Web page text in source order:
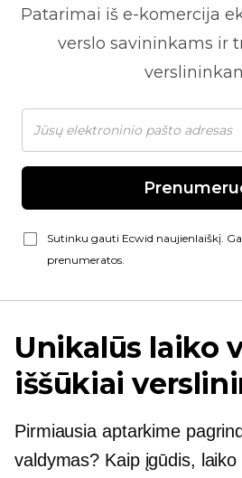
Patarimai iš e-komercija
verslo savininkams ir
Sutinku gauti Ecwid naujienlaiškį.
prenumeratos.
Unikalūs laiko
iššūkiai
Pirmiausia aptarkime
valdymas? Kaip įgūdis,